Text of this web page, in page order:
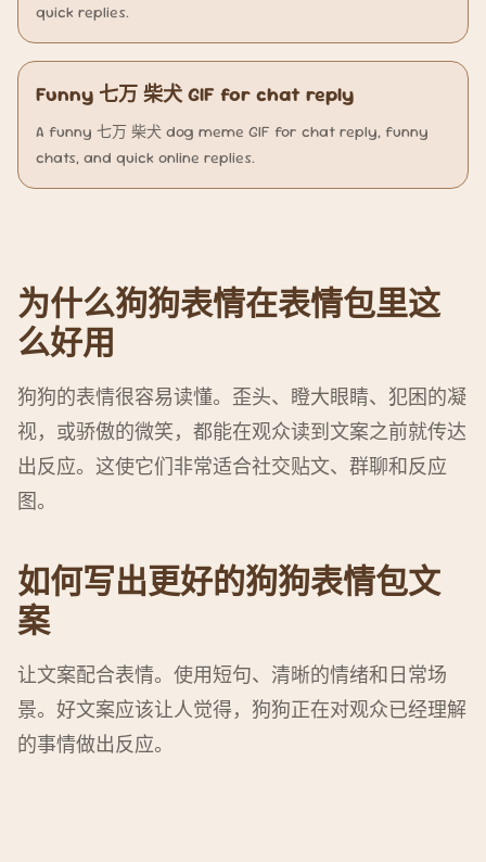
quick replies.
Funny 七万 柴犬 GIF for chat reply
A funny 七万 柴犬 dog meme GIF for chat reply, funny
chats, and quick online replies.
为什么狗狗表情在表情包里这
么好用
狗狗的表情很容易读懂。歪头、瞪大眼睛、犯困的凝
视，或骄傲的微笑，都能在观众读到文案之前就传达
出反应。这使它们非常适合社交贴文、群聊和反应
图。
如何写出更好的狗狗表情包文
案
让文案配合表情。使用短句、清晰的情绪和日常场
景。好文案应该让人觉得，狗狗正在对观众已经理解
的事情做出反应。